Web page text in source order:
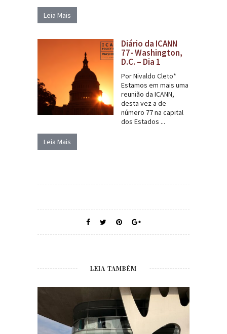
Leia Mais
Diário da ICANN
77- Washington,
D.C. – Dia 1
Por Nivaldo Cleto*
Estamos em mais uma
reunião da ICANN,
desta vez a de
número 77 na capital
dos Estados ...
Leia Mais
LEIA TAMBÉM